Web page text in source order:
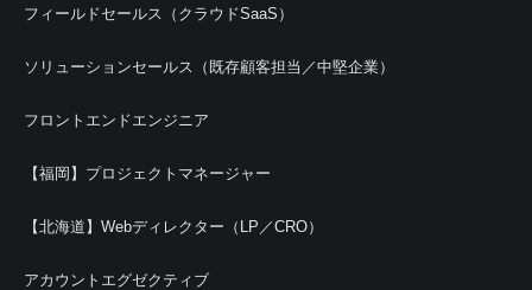
フィールドセールス（クラウドSaaS）
ソリューションセールス（既存顧客担当／中堅企業）
フロントエンドエンジニア
【福岡】プロジェクトマネージャー
【北海道】Webディレクター（LP／CRO）
アカウントエグゼクティブ